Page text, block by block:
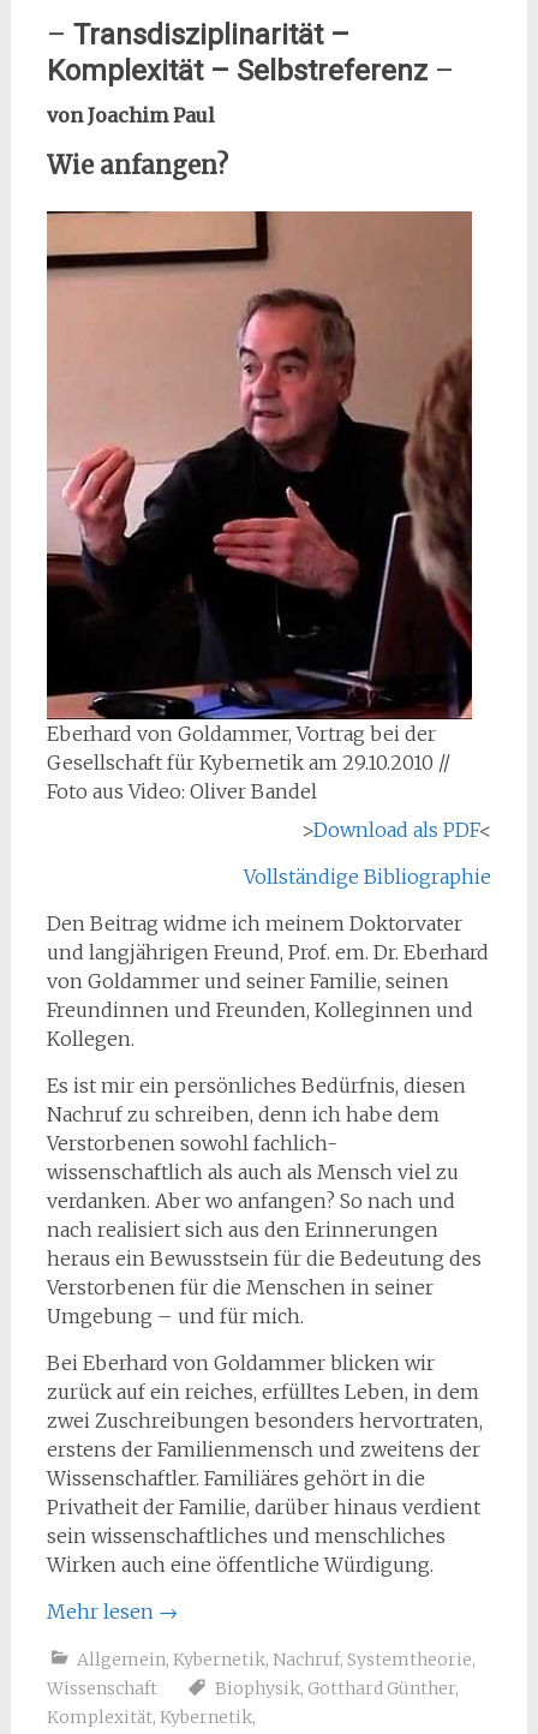
– Transdisziplinarität –
Komplexität – Selbstreferenz–
von Joachim Paul
Wie anfangen?
Eberhard von Goldammer, Vortrag bei der
Gesellschaft für Kybernetik am 29.10.2010 //
Foto aus Video: Oliver Bandel
>Download als PDF<
Vollständige Bibliographie
Den Beitrag widme ich meinem Doktorvater
und langjährigen Freund, Prof. em. Dr. Eberhard
von Goldammer und seiner Familie, seinen
Freundinnen und Freunden, Kolleginnen und
Kollegen.
Es ist mir ein persönliches Bedürfnis, diesen
Nachruf zu schreiben, denn ich habe dem
Verstorbenen sowohl fachlich-
wissenschaftlich als auch als Mensch viel zu
verdanken. Aber wo anfangen? So nach und
nach realisiert sich aus den Erinnerungen
heraus ein Bewusstsein für die Bedeutung des
Verstorbenen für die Menschen in seiner
Umgebung – und für mich.
Bei Eberhard von Goldammer blicken wir
zurück auf ein reiches, erfülltes Leben, in dem
zwei Zuschreibungen besonders hervortraten,
erstens der Familienmensch und zweitens der
Wissenschaftler. Familiäres gehört in die
Privatheit der Familie, darüber hinaus verdient
sein wissenschaftliches und menschliches
Wirken auch eine öffentliche Würdigung.
Mehr lesen →
Allgemein, Kybernetik, Nachruf, Systemtheorie,
Wissenschaft
Biophysik, Gotthard Günther,
Komplexität, Kybernetik,